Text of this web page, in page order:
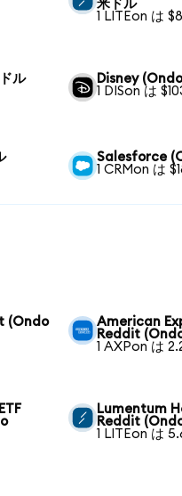
米ドル
1 LITEon は
ル
Disney
1 DISon は
Salesforce
1 CRMon は
(Ondo
American
Reddit
1 AXPon は
Lumentum
Reddit
1 LITEon は